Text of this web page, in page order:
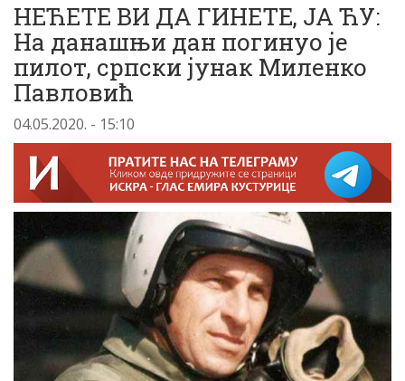
НЕЋЕТЕ ВИ ДА ГИНЕТЕ, ЈА ЋУ:
На данашњи дан погинуо је
пилот, српски јунак Миленко
Павловић
04.05.2020. - 15:10